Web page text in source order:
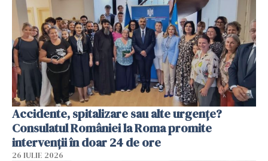
Accidente, spitalizare sau alte urgențe?
Consulatul României la Roma promite
intervenții în doar 24 de ore
26 IULIE 2026